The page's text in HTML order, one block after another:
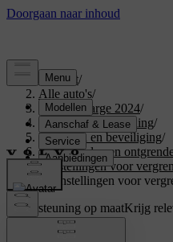
Support/
Alle auto's/
C40 Recharge 2024/
Gebruikershandleiding/
Instappen en beveiliging/
Vergrendelen en
Instellingen voor
De instellingen voor
Ondersteuning op maatKrijg
auto.